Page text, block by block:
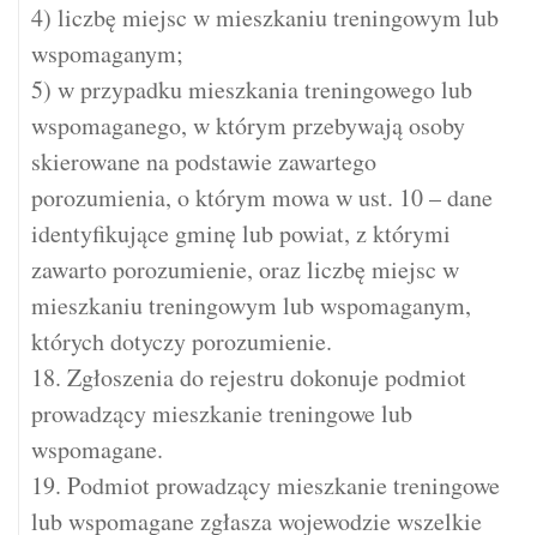
4) liczbę miejsc w mieszkaniu treningowym lub
wspomaganym;
5) w przypadku mieszkania treningowego lub
wspomaganego, w którym przebywają osoby
skierowane na podstawie zawartego
porozumienia, o którym mowa w ust. 10 – dane
identyfikujące gminę lub powiat, z którymi
zawarto porozumienie, oraz liczbę miejsc w
mieszkaniu treningowym lub wspomaganym,
których dotyczy porozumienie.
18. Zgłoszenia do rejestru dokonuje podmiot
prowadzący mieszkanie treningowe lub
wspomagane.
19. Podmiot prowadzący mieszkanie treningowe
lub wspomagane zgłasza wojewodzie wszelkie